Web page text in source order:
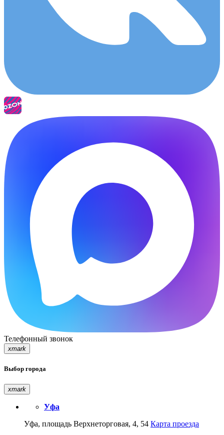
Телефонный звонок
xmark
Выбор города
xmark
Уфа
Уфа, площадь Верхнеторговая, 4, 54 Карта проезда